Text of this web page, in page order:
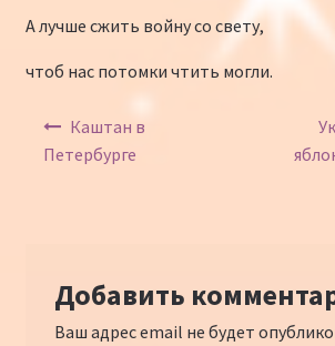
А лучше сжить войну со свету,
чтоб нас потомки чтить могли.
Навигация по записям
Каштан в
Петербурге
Добавить
Ваш адрес email не будет